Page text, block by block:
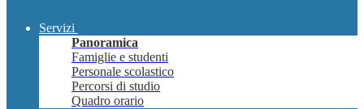
Servizi
Panoramica
Famiglie e studenti
Personale scolastico
Percorsi di studio
Quadro orario